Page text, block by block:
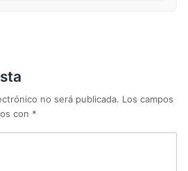
no será publicada. Los campos
con *